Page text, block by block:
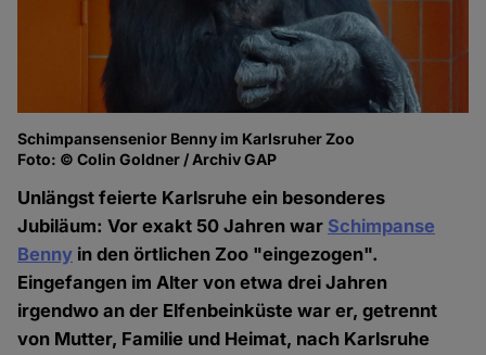
Schimpansensenior Benny im Karlsruher Zoo
Foto: © Colin Goldner / Archiv GAP
Unlängst feierte Karlsruhe ein besonderes
Jubiläum: Vor exakt 50 Jahren war Schimpanse
Benny in den örtlichen Zoo "eingezogen".
Eingefangen im Alter von etwa drei Jahren
irgendwo an der Elfenbeinküste war er, getrennt
von Mutter, Familie und Heimat, nach Karlsruhe